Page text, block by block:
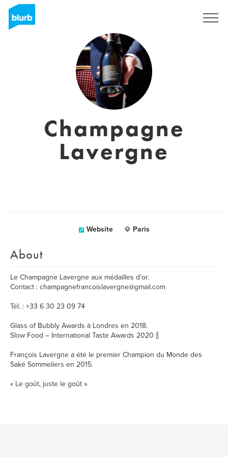
Champagne
Lavergne
Website Paris
About
Le Champagne Lavergne aux médailles d’or.
Contact : champagnefrancoislavergne@gmail.com
Tél. : +33 6 30 23 09 74
Glass of Bubbly Awards à Londres en 2018.
Slow Food – International Taste Awards 2020 🍾
François Lavergne a été le premier Champion du Monde des
Saké Sommeliers en 2015.
« Le goût, juste le goût ».